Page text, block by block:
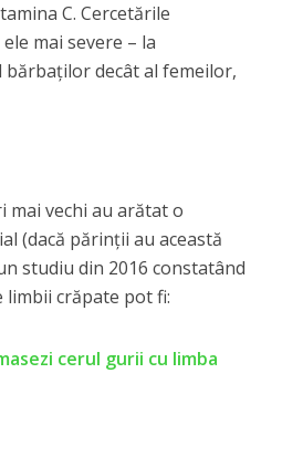
C. Cercetările
mai severe – la
bărbaților decât al femeilor,
mai vechi au arătat o
(dacă părinții au această
studiu din 2016 constatând
limbii crăpate pot fi:
cerul gurii cu limba